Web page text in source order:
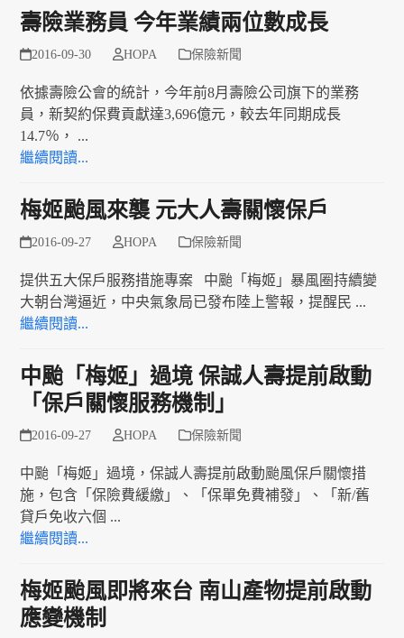
壽險業務員 今年業績兩位數成長
2016-09-30 HOPA 保險新聞
依據壽險公會的統計，今年前8月壽險公司旗下的業務
員，新契約保費貢獻達3,696億元，較去年同期成長
14.7％， ...
繼續閱讀...
梅姬颱風來襲 元大人壽關懷保戶
2016-09-27 HOPA 保險新聞
提供五大保戶服務措施專案 中颱「梅姬」暴風圈持續變
大朝台灣逼近，中央氣象局已發布陸上警報，提醒民 ...
繼續閱讀...
中颱「梅姬」過境 保誠人壽提前啟動
「保戶關懷服務機制」
2016-09-27 HOPA 保險新聞
中颱「梅姬」過境，保誠人壽提前啟動颱風保戶關懷措
施，包含「保險費緩繳」、「保單免費補發」、「新/舊
貸戶免收六個 ...
繼續閱讀...
梅姬颱風即將來台 南山產物提前啟動
應變機制